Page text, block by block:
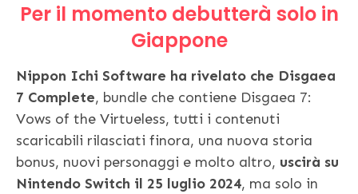
Per il momento debutterà solo in
Giappone
Nippon Ichi Software ha rivelato che Disgaea
7 Complete, bundle che contiene Disgaea 7:
Vows of the Virtueless, tutti i contenuti
scaricabili rilasciati finora, una nuova storia
bonus, nuovi personaggi e molto altro, uscirà su
Nintendo Switch il 25 luglio 2024, ma solo in